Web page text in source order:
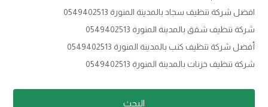
افضل شركة تنظيف سجاد بالمدينة المنورة 0549402513
شركة تنظيف شقق بالمدينة المنورة 0549402513
أفضل شركة تنظيف كنب بالمدينة المنورة 0549402513
شركة تنظيف خزنات بالمدينة المنورة 0549402513
البحث